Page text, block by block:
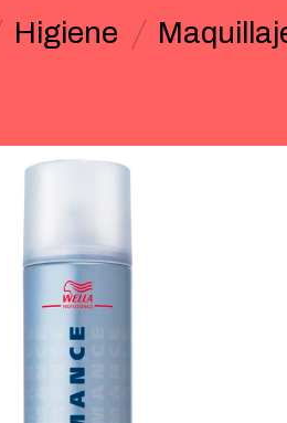
Higiene